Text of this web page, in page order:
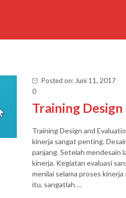
Posted on: Juni 11, 2017
0
Training
Training Design and
kinerja sangat penting.
panjang. Setelah mendesain
kinerja. Kegiatan evaluasi
menilai selama proses
itu, sangatlah …